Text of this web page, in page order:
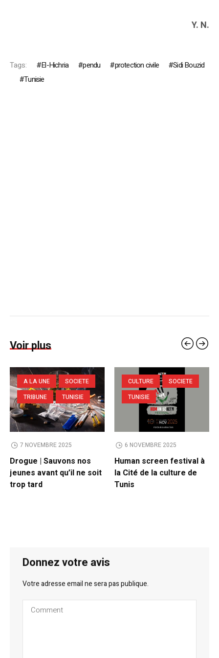
Y. N.
Tags: El-Hichria pendu protection civile
Sidi Bouzid
Tunisie
Voir plus
A LA UNE
SOCIETE
TRIBUNE
TUNISIE
7 NOVEMBRE 2025
Drogue | Sauvons nos
jeunes avant qu’il ne soit
trop tard
CULTURE
SOCIETE
TUNISIE
6 NOVEMBRE 2025
Human screen festival à
la Cité de la culture de
Tunis
Donnez votre avis
Votre adresse email ne sera pas publique.